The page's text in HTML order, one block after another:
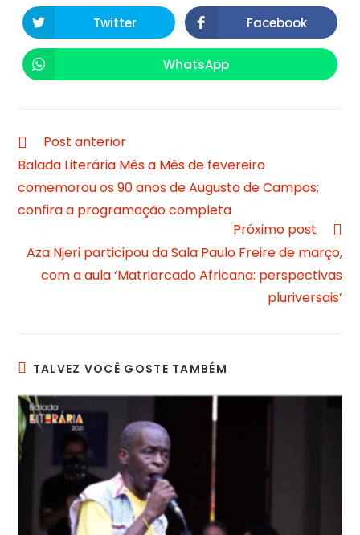
Twitter Facebook
WhatsApp
Post anterior
Balada Literária Mês a Mês de fevereiro
comemorou os 90 anos de Augusto de Campos;
confira a programação completa
Próximo post
Aza Njeri participou da Sala Paulo Freire de março,
com a aula ‘Matriarcado Africana: perspectivas
pluriversais’
TALVEZ VOCÊ GOSTE TAMBÉM